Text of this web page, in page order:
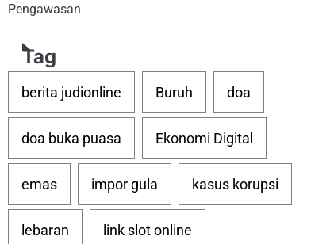
Pengawasan
Tag
berita judionline Buruh doa
doa buka puasa Ekonomi Digital
emas impor gula kasus korupsi
lebaran link slot online